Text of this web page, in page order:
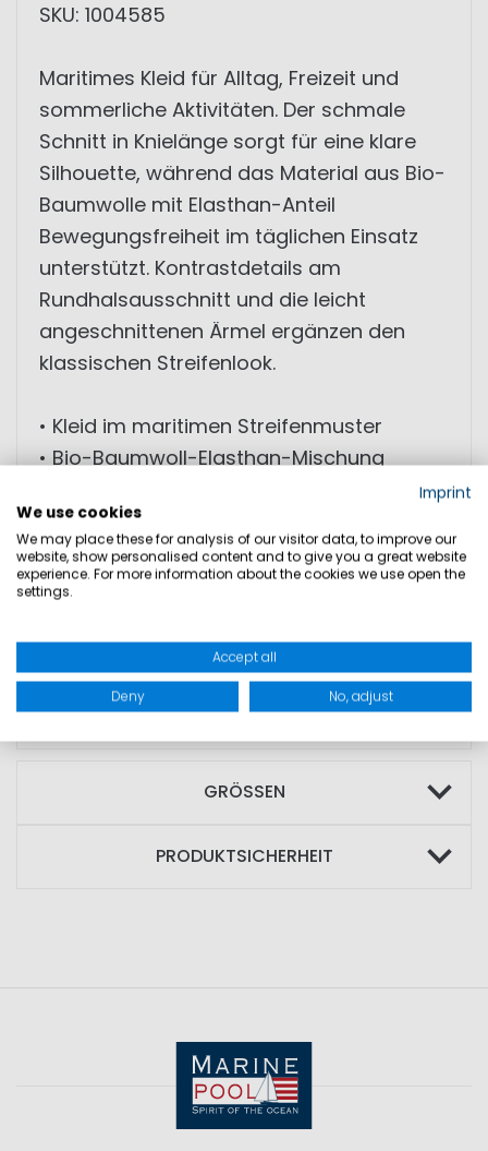
SKU: 1004585
Maritimes Kleid für Alltag, Freizeit und
sommerliche Aktivitäten. Der schmale
Schnitt in Knielänge sorgt für eine klare
Silhouette, während das Material aus Bio-
Baumwolle mit Elasthan-Anteil
Bewegungsfreiheit im täglichen Einsatz
unterstützt. Kontrastdetails am
Rundhalsausschnitt und die leicht
angeschnittenen Ärmel ergänzen den
klassischen Streifenlook.
• Kleid im maritimen Streifenmuster
• Bio-Baumwoll-Elasthan-Mischung
• Knielänge
• Rundhalsausschnitt in Kontrastfarbe
• Leicht angeschnittene Ärmel
MATERIAL: Außenmaterial: 95% Baumwolle
(Bio); 5% Elasthan
GRÖSSEN
PRODUKTSICHERHEIT
Imprint
We use cookies
We may place these for analysis of our visitor data, to improve our
website, show personalised content and to give you a great website
experience. For more information about the cookies we use open the
settings.
Accept all
Deny No, adjust